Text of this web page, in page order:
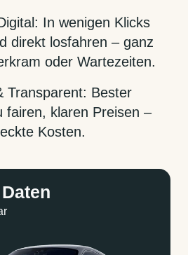
In wenigen Klicks
direkt losfahren – ganz
oder Wartezeiten.
Transparent: Bester
fairen, klaren Preisen –
Kosten.